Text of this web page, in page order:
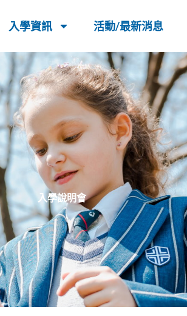
入學資訊 活動/最新消息
入學說明會